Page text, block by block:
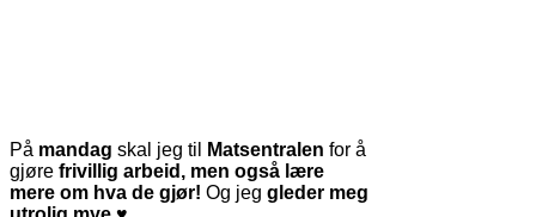
På mandag skal jeg til Matsentralen for å
gjøre frivillig arbeid, men også lære
mere om hva de gjør! Og jeg gleder meg